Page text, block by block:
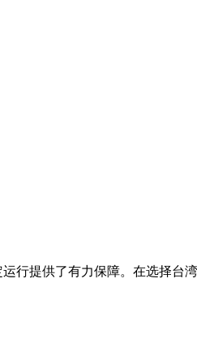
行提供了有力保障。在选择台